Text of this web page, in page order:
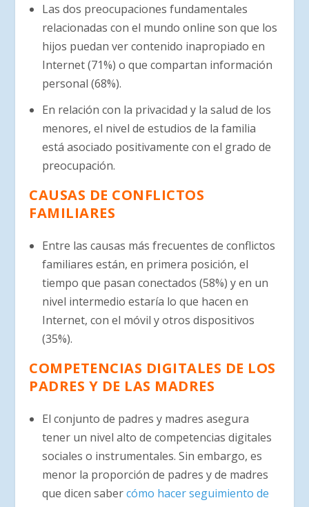
Las dos preocupaciones fundamentales
relacionadas con el mundo online son que los
hijos puedan ver contenido inapropiado en
Internet (71%) o que compartan información
personal (68%).
En relación con la privacidad y la salud de los
menores, el nivel de estudios de la familia
está asociado positivamente con el grado de
preocupación.
CAUSAS DE CONFLICTOS
FAMILIARES
Entre las causas más frecuentes de conflictos
familiares están, en primera posición, el
tiempo que pasan conectados (58%) y en un
nivel intermedio estaría lo que hacen en
Internet, con el móvil y otros dispositivos
(35%).
COMPETENCIAS DIGITALES DE LOS
PADRES Y DE LAS MADRES
El conjunto de padres y madres asegura
tener un nivel alto de competencias digitales
sociales o instrumentales. Sin embargo, es
menor la proporción de padres y de madres
que dicen sabercómo hacer seguimiento de